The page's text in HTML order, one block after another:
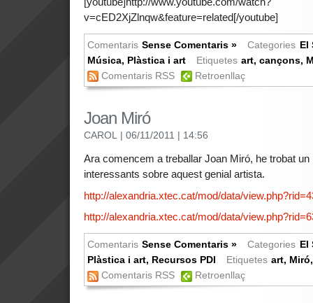
v=cED2XjZlnqw&feature=related[/youtube]
Comentaris Sense Comentaris » Categories El
Música, Plàstica i art Etiquetes art,cançons,
Comentaris RSS
Retroenllaç
Joan Miró
CAROL | 06/11/2011 | 14:56
Ara comencem a treballar Joan Miró, he trobat
interessants sobre aquest genial artista.
http://alexandria.xtec.cat/mod/data/
http://alexandria.xtec.cat/mod/data/
Comentaris Sense Comentaris » Categories El
Plàstica i art, Recursos PDI Etiquetes art, Miró
Comentaris RSS
Retroenllaç